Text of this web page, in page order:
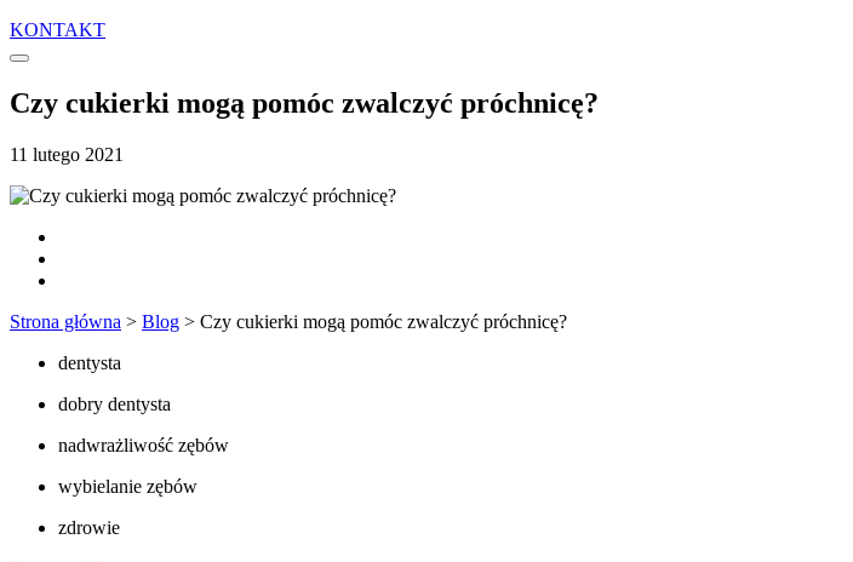
KONTAKT
Czy cukierki mogą pomóc zwalczyć próchnicę?
11 lutego 2021
Strona główna > Blog > Czy cukierki mogą pomóc zwalczyć próchnicę?
dentysta
dobry dentysta
nadwrażliwość zębów
wybielanie zębów
zdrowie